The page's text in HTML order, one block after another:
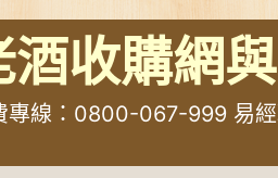
酒收購網
線： 0800-067-999易